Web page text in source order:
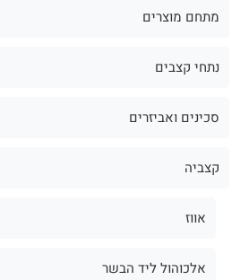
מתחם מוצרים
נתחי קצבים
סכינים ואביזרים
קצביה
אווז
אלכוהול ליד הבשר